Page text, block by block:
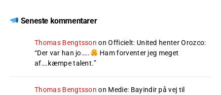
Seneste kommentarer
Thomas Bengtsson onOfficielt: United henter Orozco:
“Der var han jo…..
Ham forventer jeg meget
af….kæmpe talent.”
Thomas Bengtsson on Medie: Bayindir på vej til